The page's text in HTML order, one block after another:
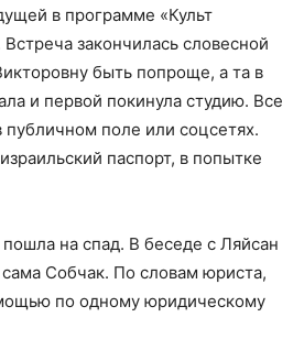
в программе «Культ
закончилась словесной
быть попроще, а та в
и первой покинула студию. Все
поле или соцсетях.
паспорт, в попытке
на спад. В беседе с Ляйсан
Собчак. По словам юриста,
по одному юридическому